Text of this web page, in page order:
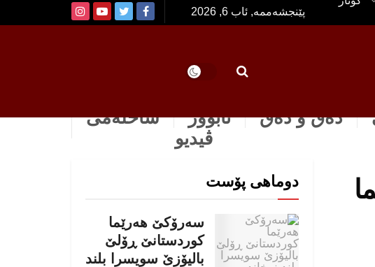
پێنجشەممە, ئاب 6, 2026
دەق و دەق ئابوور
ساخله‌می
ڤیدیو
دوماهی پۆست
سەرۆکێ هەرێما
کوردستانێ ڕۆلێ
بالیۆزێ سویسرا بلند